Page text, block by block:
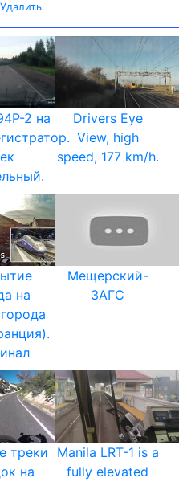
Удалить.
2 на
Drivers Eye
View, high
speed, 177 km/h.
на
Мещерский-
ЗАГС
треки
на
Manila LRT-1 is a
fully elevated